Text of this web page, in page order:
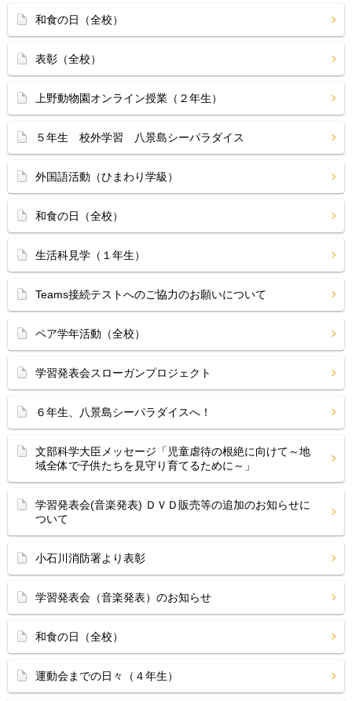
和食の日（全校）
表彰（全校）
上野動物園オンライン授業（２年生）
５年生 校外学習 八景島シーパラダイス
外国語活動（ひまわり学級）
和食の日（全校）
生活科見学（１年生）
Teams接続テストへのご協力のお願いについて
ペア学年活動（全校）
学習発表会スローガンプロジェクト
６年生、八景島シーパラダイスへ！
文部科学大臣メッセージ「児童虐待の根絶に向けて～地
域全体で子供たちを見守り育てるために～」
学習発表会(音楽発表) ＤＶＤ販売等の追加のお知らせに
ついて
小石川消防署より表彰
学習発表会（音楽発表）のお知らせ
和食の日（全校）
運動会までの日々（４年生）